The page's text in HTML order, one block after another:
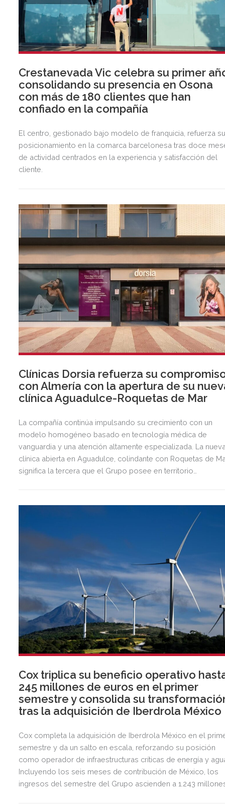
Crestanevada Vic celebra su primer
consolidando su presencia en Osona
con más de 180 clientes que han
confiado en la compañía
El centro, gestionado bajo modelo de franquicia, refuerza
posicionamiento en la comarca barcelonesa tras doce
de actividad centrados en la experiencia y satisfacción del
cliente.
Clínicas Dorsia refuerza su
con Almería con la apertura de su
clínica Aguadulce-Roquetas de Mar
La compañía continúa impulsando su crecimiento con un
modelo homogéneo basado en tecnología médica de
vanguardia y una atención altamente especializada. La
clínica abierta en Aguadulce, colindante con Roquetas de
significa la tercera que el Grupo posee en territorio
Cox triplica su beneficio operativo
245 millones de euros en el primer
semestre y consolida su
tras la adquisición de Iberdrola México
Cox completa la adquisición de Iberdrola México en el
semestre y da un salto en escala, reforzando su posición
como operador de infraestructuras críticas de energía y
Incluyendo los seis meses de contribución de México, los
ingresos del semestre del Grupo ascienden a 1.243